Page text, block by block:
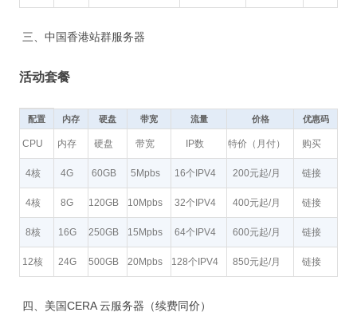
三、中国香港站群服务器
活动套餐
配置 内存 硬盘 带宽 流量 价格 优惠码
CPU 内存 硬盘 带宽 IP数 特价（月付） 购买
4核 4G 60GB 5Mpbs 16个IPV4 200元起/月 链接
4核 8G 120GB 10Mpbs 32个IPV4 400元起/月 链接
8核 16G 250GB 15Mpbs 64个IPV4 600元起/月 链接
12核 24G 500GB 20Mpbs 128个IPV4 850元起/月 链接
四、美国CERA 云服务器（续费同价）